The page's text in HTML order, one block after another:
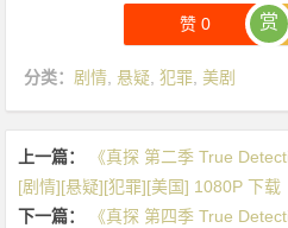
赞0 赏
分类： 剧情 悬疑 ,犯罪 ,美剧
上一篇：
《真探 第二季 True
[剧情][悬疑][犯罪][美国] 1080P 下载
下一篇：
《真探 第四季 True